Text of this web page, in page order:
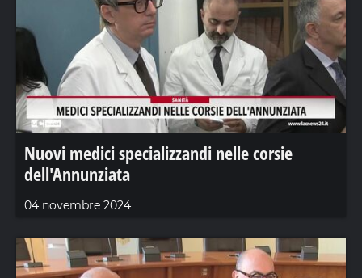
Nuovi medici specializzandi nelle corsie
dell'Annunziata
04 novembre 2024